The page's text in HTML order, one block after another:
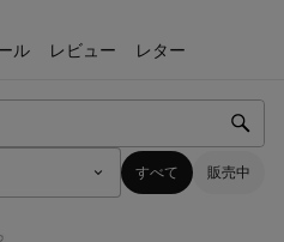
ル レビュー レター
すべて 販売中